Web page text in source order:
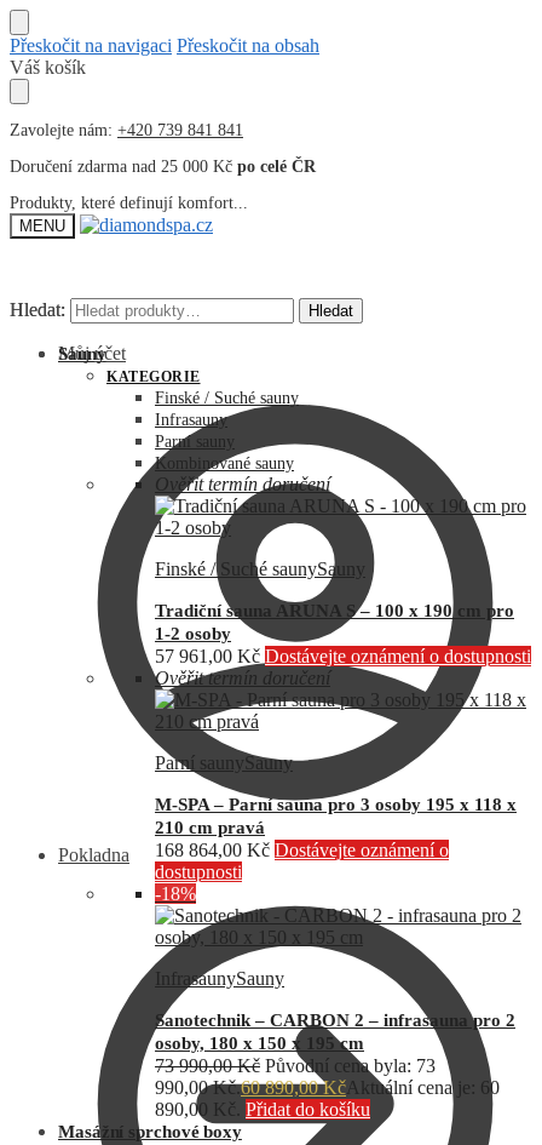
Přeskočit na navigaci Přeskočit na obsah
Váš košík
Zavolejte nám: +420 739 841 841
Doručení zdarma nad 25 000 Kč po celé ČR
Produkty, které definují komfort...
MENU
Hledat: Hledat
Můj účet
Pokladna
Hledat: Hledat
Sauny
KATEGORIE
Finské / Suché sauny
Infrasauny
Parní sauny
Kombinované sauny
Ověřit termín doručení
Finské / Suché saunySauny
Tradiční sauna ARUNA S – 100 x 190 cm pro
1-2 osoby
57 961,00 Kč Dostávejte oznámení o dostupnosti
Ověřit termín doručení
Parní saunySauny
M-SPA – Parní sauna pro 3 osoby 195 x 118 x
210 cm pravá
168 864,00 Kč Dostávejte oznámení o
dostupnosti
-18%
InfrasaunySauny
Sanotechnik – CARBON 2 – infrasauna pro 2
osoby, 180 x 150 x 195 cm
73 990,00Kč Původní cena byla: 73
990,00 Kč.60 890,00Kč Aktuální cena je: 60
890,00 Kč. Přidat do košíku
Masážní sprchové boxy